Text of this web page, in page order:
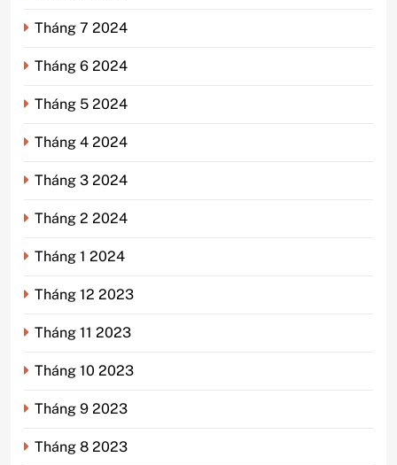
Tháng 7 2024
Tháng 6 2024
Tháng 5 2024
Tháng 4 2024
Tháng 3 2024
Tháng 2 2024
Tháng 1 2024
Tháng 12 2023
Tháng 11 2023
Tháng 10 2023
Tháng 9 2023
Tháng 8 2023